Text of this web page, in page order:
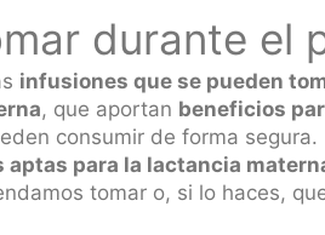
durante el
infusiones que se pueden
, que aportan beneficios
consumir de forma segura.
aptas para la lactancia
tomar o, si lo haces,